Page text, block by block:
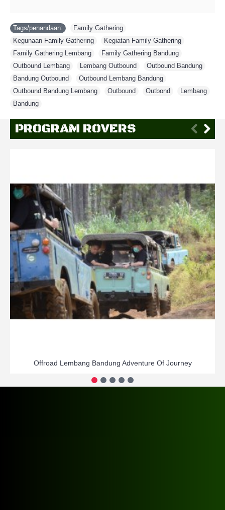
Tags/penandaan: Family Gathering
Kegunaan Family Gathering
Kegiatan Family Gathering
Family Gathering Lembang
Family Gathering Bandung
Outbound Lembang
Lembang Outbound Outbound Bandung
Bandung Outbound
Outbound Lembang Bandung
Outbound Bandung Lembang
Outbound Outbond Lembang
Bandung
PROGRAM ROVERS
Offroad Lembang Bandung Adventure Of Journey